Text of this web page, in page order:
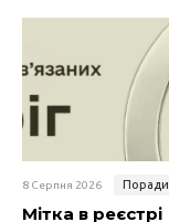
8 Серпня 2026 Поради
Мітка в реєстрі